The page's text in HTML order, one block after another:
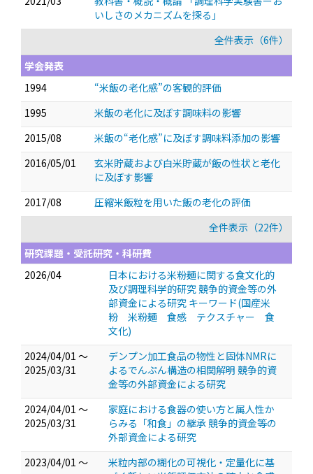
いしさのメカニズムを探る」
全件表示（6件）
学会発表
1994
“米飯の老化感”の客観的評価
1995
米飯の老化に及ぼす調味料の影響
2015/08
米飯の“老化感”に及ぼす調味料添加の影響
2016/05/01
玄米貯蔵および白米貯蔵が飯の性状と老化
に及ぼす影響
2017/08
圧縮米飯粒を用いた飯の老化の評価
全件表示（22件）
研究課題・受託研究・科研費
2026/04
日本における米粉麺に関する食文化的
及び調理科学的研究 競争的資金等の外
部資金による研究 キーワード(国産米
粉 米粉麺 食感 テクスチャー 食
文化)
2024/04/01 ～
2025/03/31
デンプン加工食品の物性と固体NMRに
よるでんぷん構造の相関解明 競争的資
金等の外部資金による研究
2024/04/01 ～
2025/03/31
家庭における食器の使い方と属人性か
らみる「和食」の継承 競争的資金等の
外部資金による研究
2023/04/01 ～
米粒内部の糊化の可視化・定量化に基